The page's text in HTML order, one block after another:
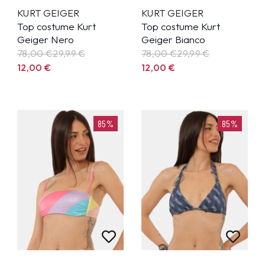
KURT GEIGER
Top costume Kurt
Geiger Nero
78,00 €29,99€
12,00€
KURT GEIGER
Top costume Kurt
Geiger Bianco
78,00 €29,99€
12,00€
85% 85%